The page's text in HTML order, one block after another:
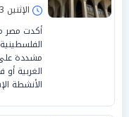
الإثنين 23/فبراير/2026 - 03:05 م
أكدت مصر
مشددة
الغربية
الأنشطة